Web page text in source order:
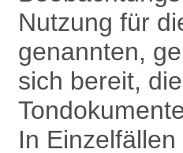
Nutzung für
genannten,
sich bereit,
In